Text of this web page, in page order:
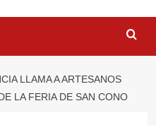
LLAMA A ARTESANOS
LA FERIA DE SAN CONO